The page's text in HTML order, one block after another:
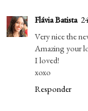
Flávia Batista
Very nice the
Amazing your
I loved!
xoxo
Responder